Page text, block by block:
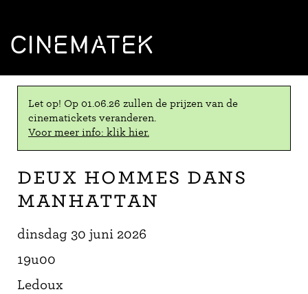
CINEMATEK
Let op! Op 01.06.26 zullen de prijzen van de
cinematickets veranderen.
Voor meer info: klik hier.
Deux hommes dans
Manhattan
dinsdag 30 juni 2026
19u00
Ledoux